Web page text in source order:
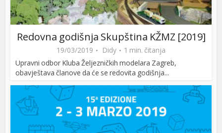
Redovna godišnja Skupština KŽMZ [2019]
19/03/2019 Didy
1 min. čitanja
Upravni odbor Kluba Željezničkih modelara Zagreb,
obavještava članove da će se redovita godišnja...